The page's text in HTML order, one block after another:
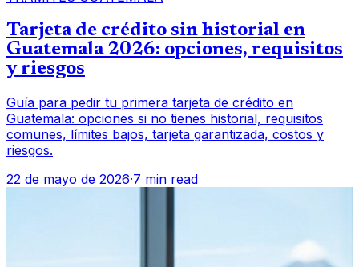
Tarjeta de crédito sin historial en
Guatemala 2026: opciones, requisitos
y riesgos
Guía para pedir tu primera tarjeta de crédito en
Guatemala: opciones si no tienes historial, requisitos
comunes, límites bajos, tarjeta garantizada, costos y
riesgos.
22 de mayo de 2026·7 min read